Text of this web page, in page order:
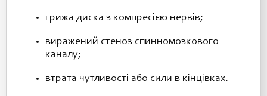
грижа диска з компресією нервів;
виражений стеноз спинномозкового
каналу;
втрата чутливості або сили в кінцівках.